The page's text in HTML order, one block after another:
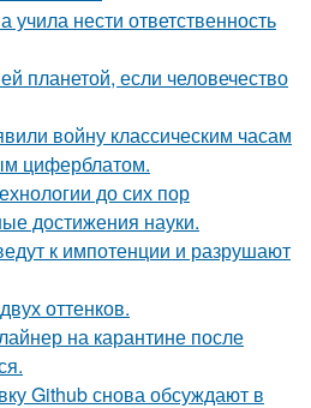
учила нести ответственность
планетой, если человечество
войну классическим часам
циферблатом.
до сих пор
достижения науки.
к импотенции и разрушают
оттенков.
на карантине после
Github снова обсуждают в